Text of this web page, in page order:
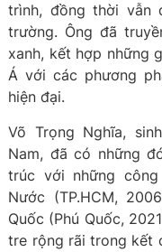
trình, đồng thời vẫn
trường. Ông đã
xanh, kết hợp những
Á với các phương
hiện đại.
Võ Trọng Nghĩa,
Nam, đã có những
trúc với những
Nước (TP.HCM,
Quốc (Phú Quốc,
tre rộng rãi trong kết